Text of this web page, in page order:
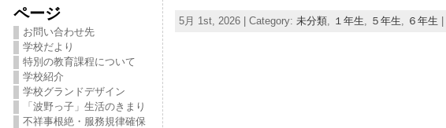
ページ
お問い合わせ先
学校だより
特別の教育課程について
学校紹介
学校グランドデザイン
「波野っ子」生活のきまり
不祥事根絶・服務規律確保
5月 1st, 2026 | Category: 未分類, １年生, ５年生, ６年生